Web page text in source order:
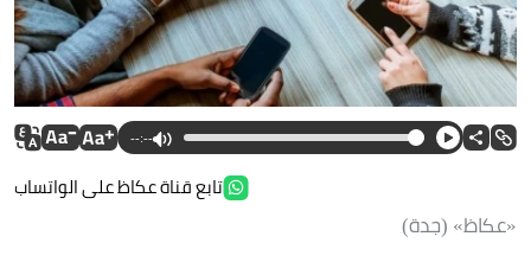
--:--
تابع قناة عكاظ على الواتساب
«عكاظ» (جدة)